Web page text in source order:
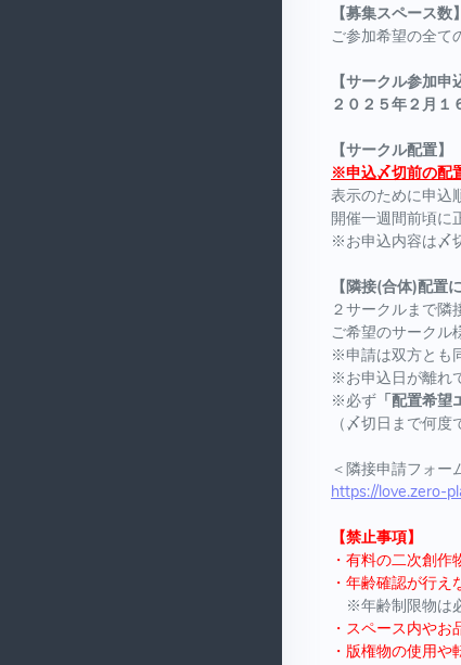
【募集スペース数】
ご参加希望の全て
【サークル参加申
２０２５年２月１
【サークル配置】
※申込〆切前の配
表示のために申込
開催一週間前頃に
※お申込内容は〆
【隣接(合体)配置
２サークルまで隣
ご希望のサークル
※申請は双方とも
※お申込日が離れ
※必ず 「配置希
（〆切日まで何
＜隣接申請フォー
https://love.zero-
【禁止事項】
・有料の二次創作
・年齢確認が行
※年齢制限物は
・スペース内や
・版権物の使用